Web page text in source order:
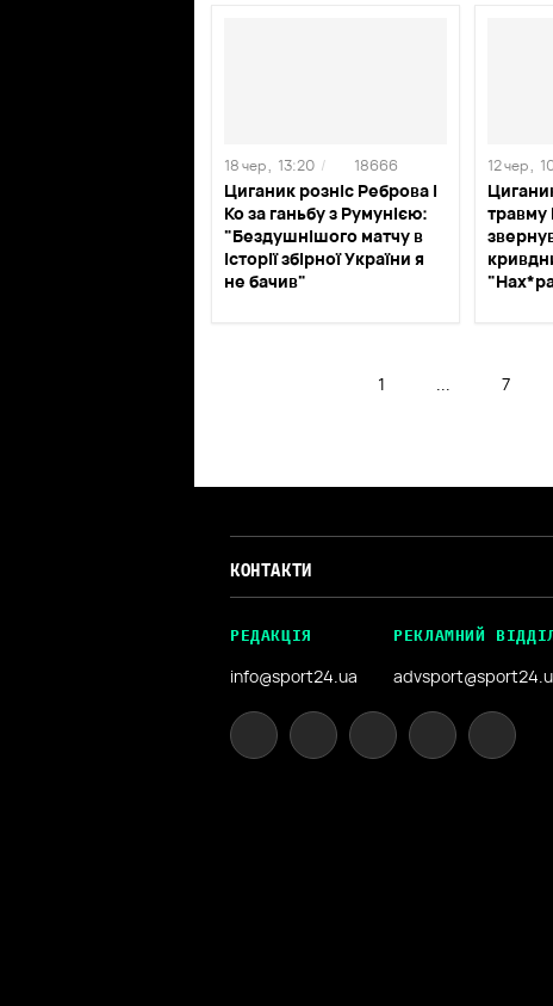
Циганик розніс Реброва і
Ко за ганьбу з Румунією:
"Бездушнішого матчу в
історії збірної України я
не бачив"
18 чер , 13:20 / 18666 12 чер ,
1 7
КОНТАКТИ
РЕДАКЦІЯ
info@sport24.ua
РЕКЛАМНИЙ